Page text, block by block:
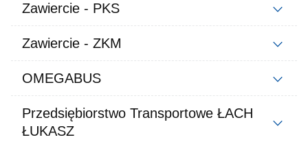
Zawiercie - PKS
Zawiercie - ZKM
OMEGABUS
Przedsiębiorstwo Transportowe ŁACH
ŁUKASZ